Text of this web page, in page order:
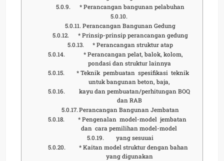
* Perancangan bangunan pelabuhan
Perancangan Bangunan Gedung
* Prinsip-prinsip perancangan gedung
* Perancangan struktur atap
* Perancangan pelat, balok, kolom,
pondasi dan struktur lainnya
* Teknik pembuatan spesifikasi teknik
untuk bangunan beton, baja,
kayu dan pembuatan/perhitungan BOQ
dan RAB
Perancangan Bangunan Jembatan
* Pengenalan model-model jembatan
dan cara pemilihan model-model
yang sesuuai
* Kaitan model struktur dengan bahan
yang digunakan